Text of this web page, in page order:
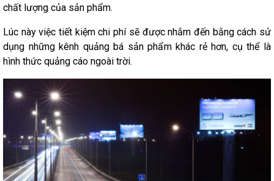
chất lượng của sản phẩm.
Lúc này việc tiết kiệm chi phí sẽ được nhắm đến bằng cách sử
dụng những kênh quảng bá sản phẩm khác rẻ hơn, cụ thể là
hình thức quảng cáo ngoài trời.